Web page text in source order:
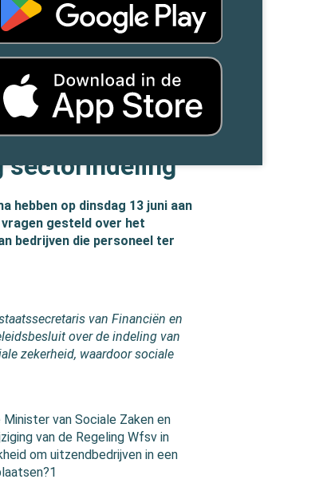
sectorindeling
hebben op dinsdag 13 juni aan
gesteld over het
bedrijven die personeel ter
van Financiën en
over de indeling van
zekerheid, waardoor sociale
van Sociale Zaken en
van de Regeling Wfsv in
om uitzendbedrijven in een